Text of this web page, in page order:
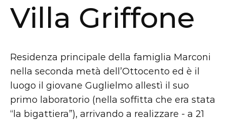
Villa Griffone
Residenza principale della famiglia Marconi
nella seconda metà dell’Ottocento ed è il
luogo il giovane Guglielmo allestì il suo
primo laboratorio (nella soffitta che era stata
“la bigattiera”), arrivando a realizzare - a 21